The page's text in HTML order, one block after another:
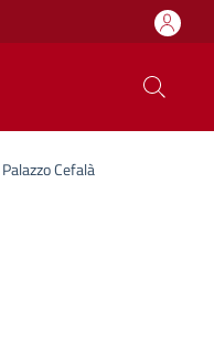
Palazzo Cefalà